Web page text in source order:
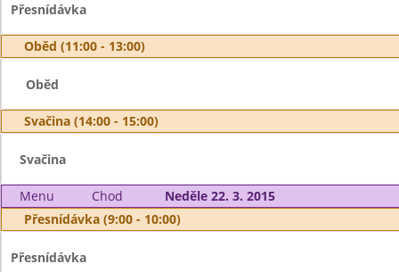
Přesnídávka
Oběd (11:00 - 13:00)
Oběd
Svačina (14:00 - 15:00)
Svačina
Menu Chod
Neděle 22. 3. 2015
Přesnídávka (9:00 - 10:00)
Přesnídávka